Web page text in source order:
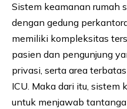
Sistem keamanan rumah
dengan gedung
memiliki kompleksitas
pasien dan pengunjung
privasi, serta area
ICU. Maka dari itu, sistem
untuk menjawab